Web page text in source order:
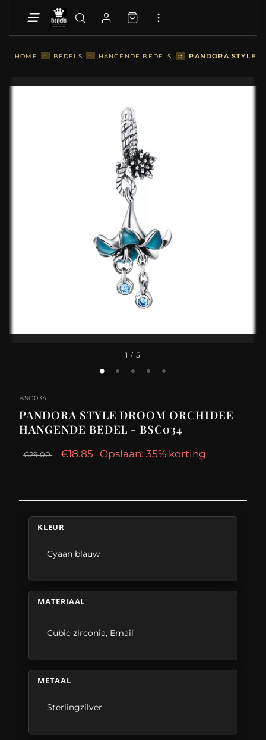
HOME :: BEDELS :: HANGENDE BEDELS :: PANDORA STYLE
1 / 5
BSC034
PANDORA STYLE DROOM ORCHIDEE
HANGENDE BEDEL - BSC034
€29.00 €18.85 Opslaan: 35% korting
KLEUR
Cyaan blauw
MATERIAAL
Cubic zirconia, Email
METAAL
Sterlingzilver